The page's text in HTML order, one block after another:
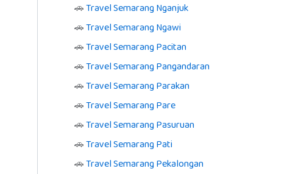
🚗Travel Semarang Nganjuk
🚗Travel Semarang Ngawi
🚗Travel Semarang Pacitan
🚗Travel Semarang Pangandaran
🚗Travel Semarang Parakan
🚗Travel Semarang Pare
🚗Travel Semarang Pasuruan
🚗Travel Semarang Pati
🚗Travel Semarang Pekalongan